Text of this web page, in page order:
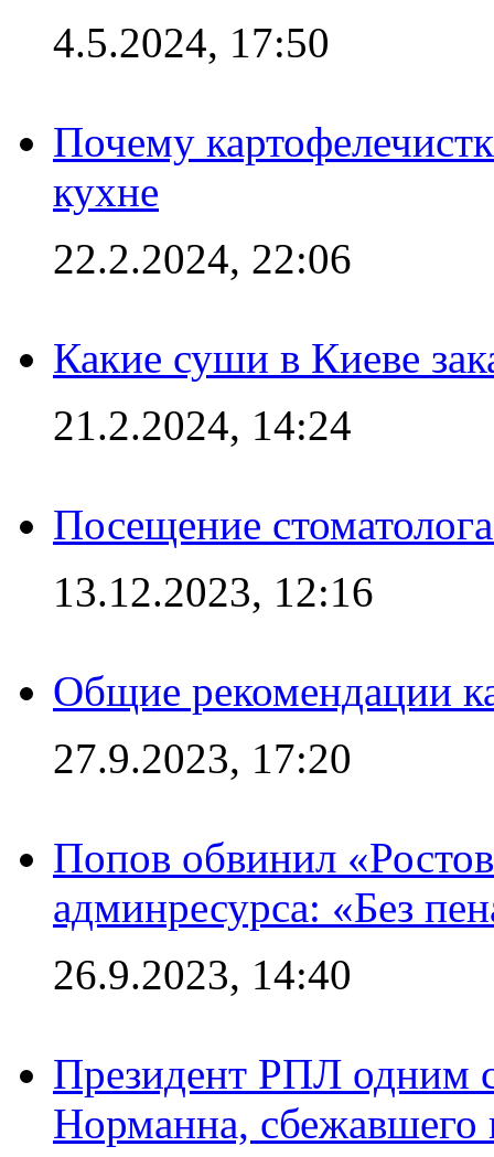
4.5.2024, 17:50
Почему
кухне
22.2.2024, 22:06
Какие суши в Киеве
21.2.2024, 14:24
Посещение
13.12.2023, 12:16
Общие рекомендации
27.9.2023, 17:20
Попов обвинил
админресурса: «Без
26.9.2023, 14:40
Президент РПЛ одним
Норманна, сбежавшего